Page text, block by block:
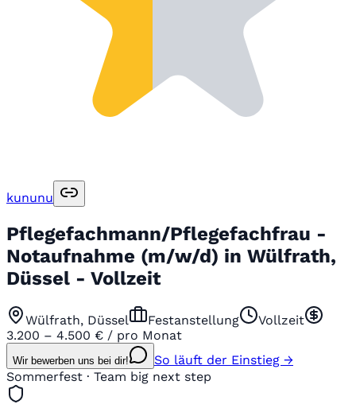
kununu
Pflegefachmann/Pflegefachfrau -
Notaufnahme (m/w/d) in Wülfrath,
Düssel - Vollzeit
Wülfrath, Düssel Festanstellung
Vollzeit
3.200 – 4.500 € / pro Monat
Wir bewerben uns bei dir!
So läuft der Einstieg →
Sommerfest · Team big next step